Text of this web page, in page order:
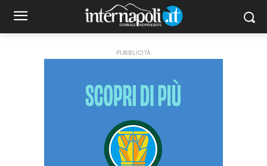
PUBBLICITÀ